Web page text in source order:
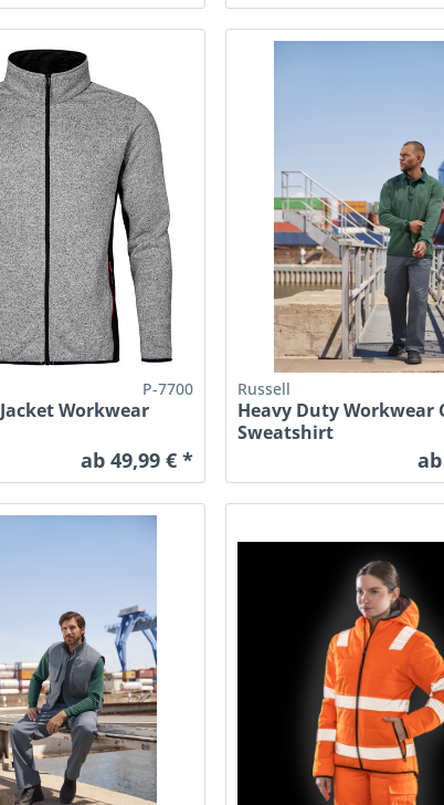
P-7700
Workwear
ab 49,99 € *
Russell
Heavy Duty Workwear
Sweatshirt